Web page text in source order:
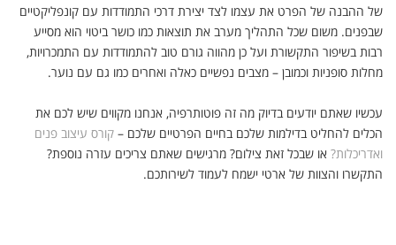
של ההבנה של הפרט את עצמו לצד יצירת דרכי התמודדות עם קונפליקטיים
שבפנים. משום שכל התהליך מערב את תוצאות כמו כושר ביטוי הוא מסייע
רבות בשיפור התקשורת ועל כן מהווה גורם טוב להתמודדות עם התמכרויות,
מחלות סופניות וכמובן – מצבים נפשיים כאלה ואחרים כמו גם עם נוער.
עכשיו שאתם יודעים בדיוק מה זה פוטותרפיה, אנחנו מקווים שיש לכם את
הכלים להחליט בדילמות שלכם בחיים הפרטיים שלכם – קורס עיצוב פנים
ואדריכלות? או שבכל זאת צילום? מרגישים שאתם צריכים עזרה נוספת?
התקשרו והצוות של ארטי ישמח לעמוד לשירותכם.